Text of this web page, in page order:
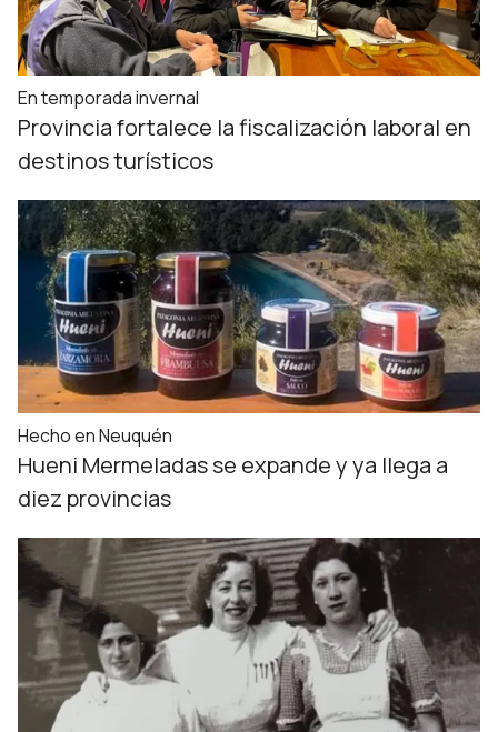
En temporada invernal
Provincia fortalece la fiscalización laboral en
destinos turísticos
Hecho en Neuquén
Hueni Mermeladas se expande y ya llega a
diez provincias